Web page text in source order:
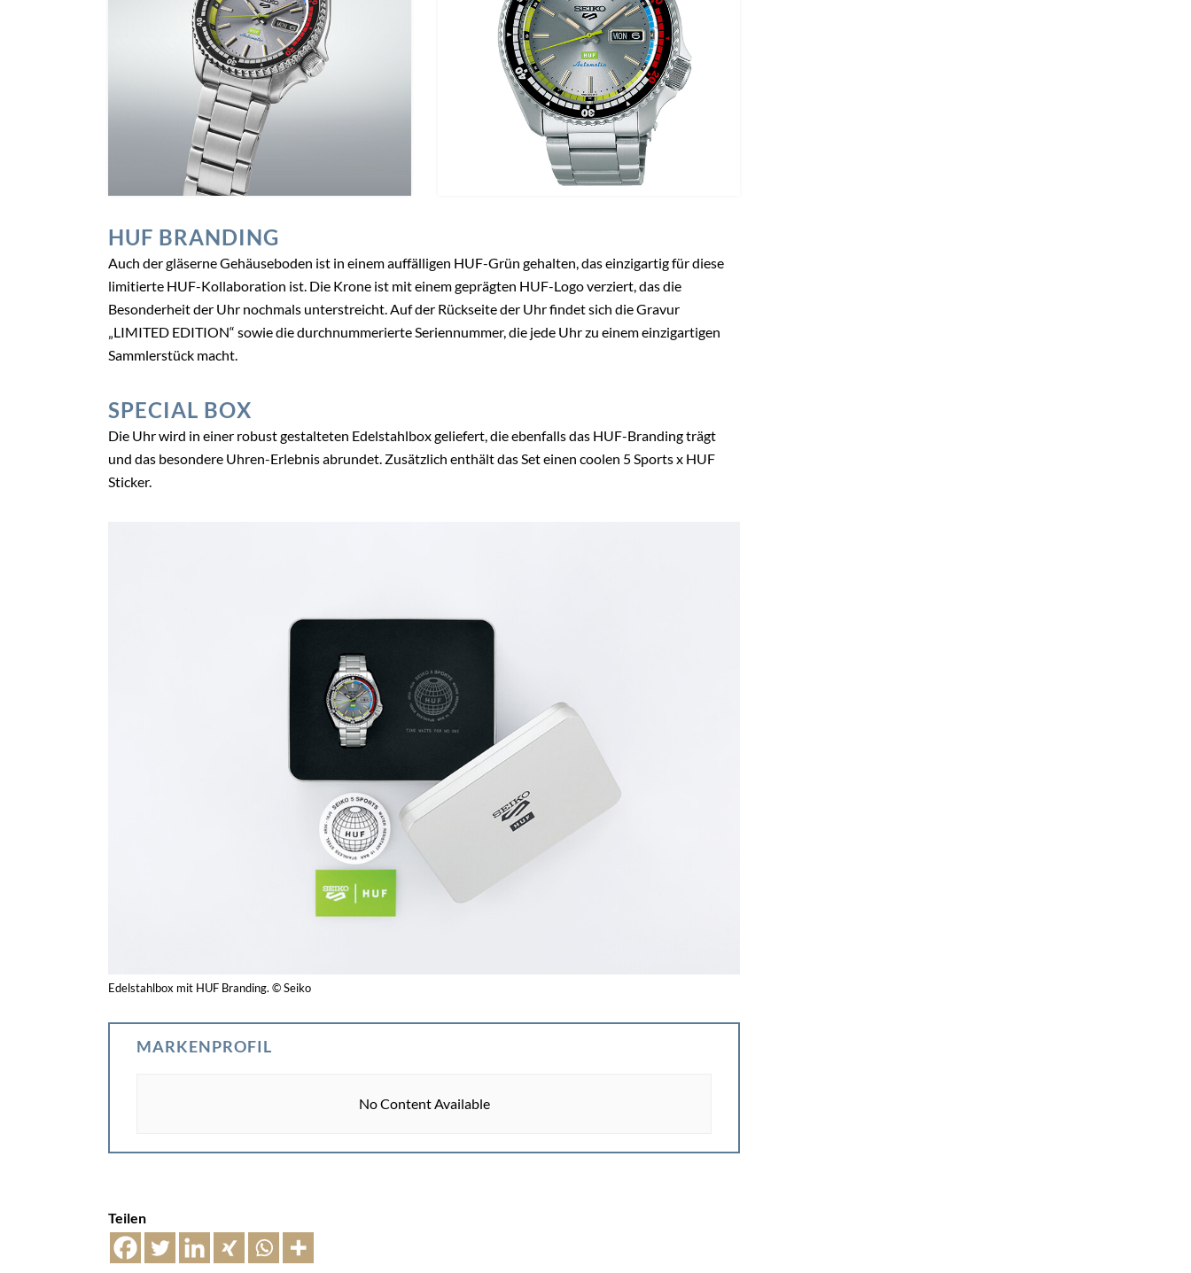
HUF BRANDING
Auch der gläserne Gehäuseboden ist in einem auffälligen HUF-Grün gehalten, das einzigartig für diese
limitierte HUF-Kollaboration ist. Die Krone ist mit einem geprägten HUF-Logo verziert, das die
Besonderheit der Uhr nochmals unterstreicht. Auf der Rückseite der Uhr findet sich die Gravur
„LIMITED EDITION“ sowie die durchnummerierte Seriennummer, die jede Uhr zu einem einzigartigen
Sammlerstück macht.
SPECIAL BOX
Die Uhr wird in einer robust gestalteten Edelstahlbox geliefert, die ebenfalls das HUF-Branding trägt
und das besondere Uhren-Erlebnis abrundet. Zusätzlich enthält das Set einen coolen 5 Sports x HUF
Sticker.
Edelstahlbox mit HUF Branding. © Seiko
MARKENPROFIL
No Content Available
Teilen